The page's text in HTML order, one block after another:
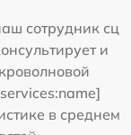
сотрудник сц
и
в среднем